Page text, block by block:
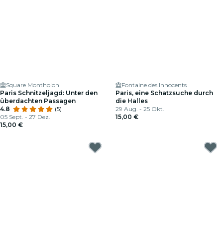
Square Montholon
Paris Schnitzeljagd: Unter den
überdachten Passagen
4.8
(5)
05 Sept. - 27 Dez.
15,00 €
Fontaine des Innocents
Paris, eine Schatzsuche durch
die Halles
29 Aug. - 25 Okt.
15,00 €